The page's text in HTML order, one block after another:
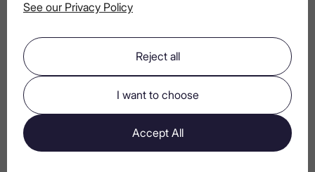
See our Privacy Policy
Reject all
I want to choose
Accept All
дизайнға дейін
Бес сезім кешін өткізу: дәм, дыбыс,
жарық, текстура, хош иіс